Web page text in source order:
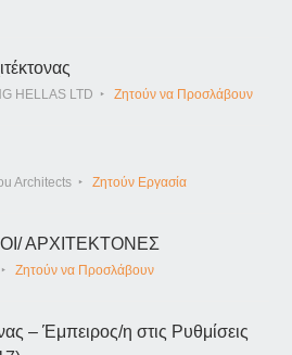
HELLAS LTD Ζητούν να Προσλάβουν
Architects Ζητούν Εργασία
ΑΡΧΙΤΕΚΤΟΝΕΣ
Ζητούν να Προσλάβουν
– Έμπειρος/η στις Ρυθμίσεις